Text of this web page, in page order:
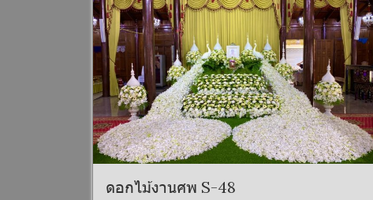
ดอกไม้งานศพ S-48